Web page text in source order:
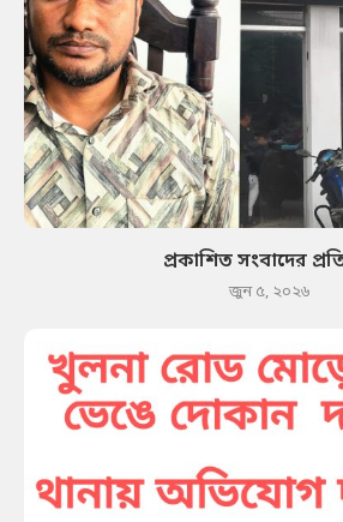
প্রকাশিত সংবাদের
জুন ৫, ২০২৬